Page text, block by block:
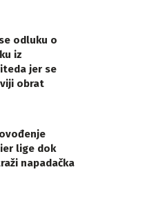
odluku o
iz
jer se
obrat
lige dok
napadačka